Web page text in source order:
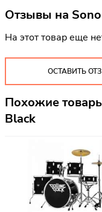
Отзывы на
На этот товар еще
ОСТАВИТЬ
Похожие
Black